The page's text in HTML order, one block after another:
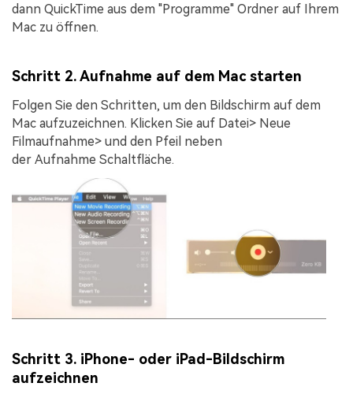
dann QuickTime aus dem "Programme" Ordner auf Ihrem
Mac zu öffnen.
Schritt 2. Aufnahme auf dem Mac starten
Folgen Sie den Schritten, um den Bildschirm auf dem
Mac aufzuzeichnen. Klicken Sie auf Datei> Neue
Filmaufnahme> und den Pfeil neben
der Aufnahme Schaltfläche.
Schritt 3. iPhone- oder iPad-Bildschirm
aufzeichnen